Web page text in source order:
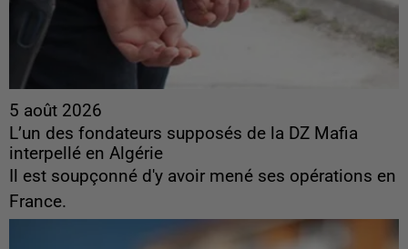
5 août 2026
L’un des fondateurs supposés de la DZ Mafia
interpellé en Algérie
Il est soupçonné d'y avoir mené ses opérations en
France.